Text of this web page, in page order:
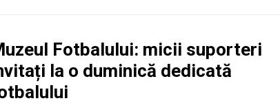
Fotbalului: micii suporteri
la o duminică dedicată